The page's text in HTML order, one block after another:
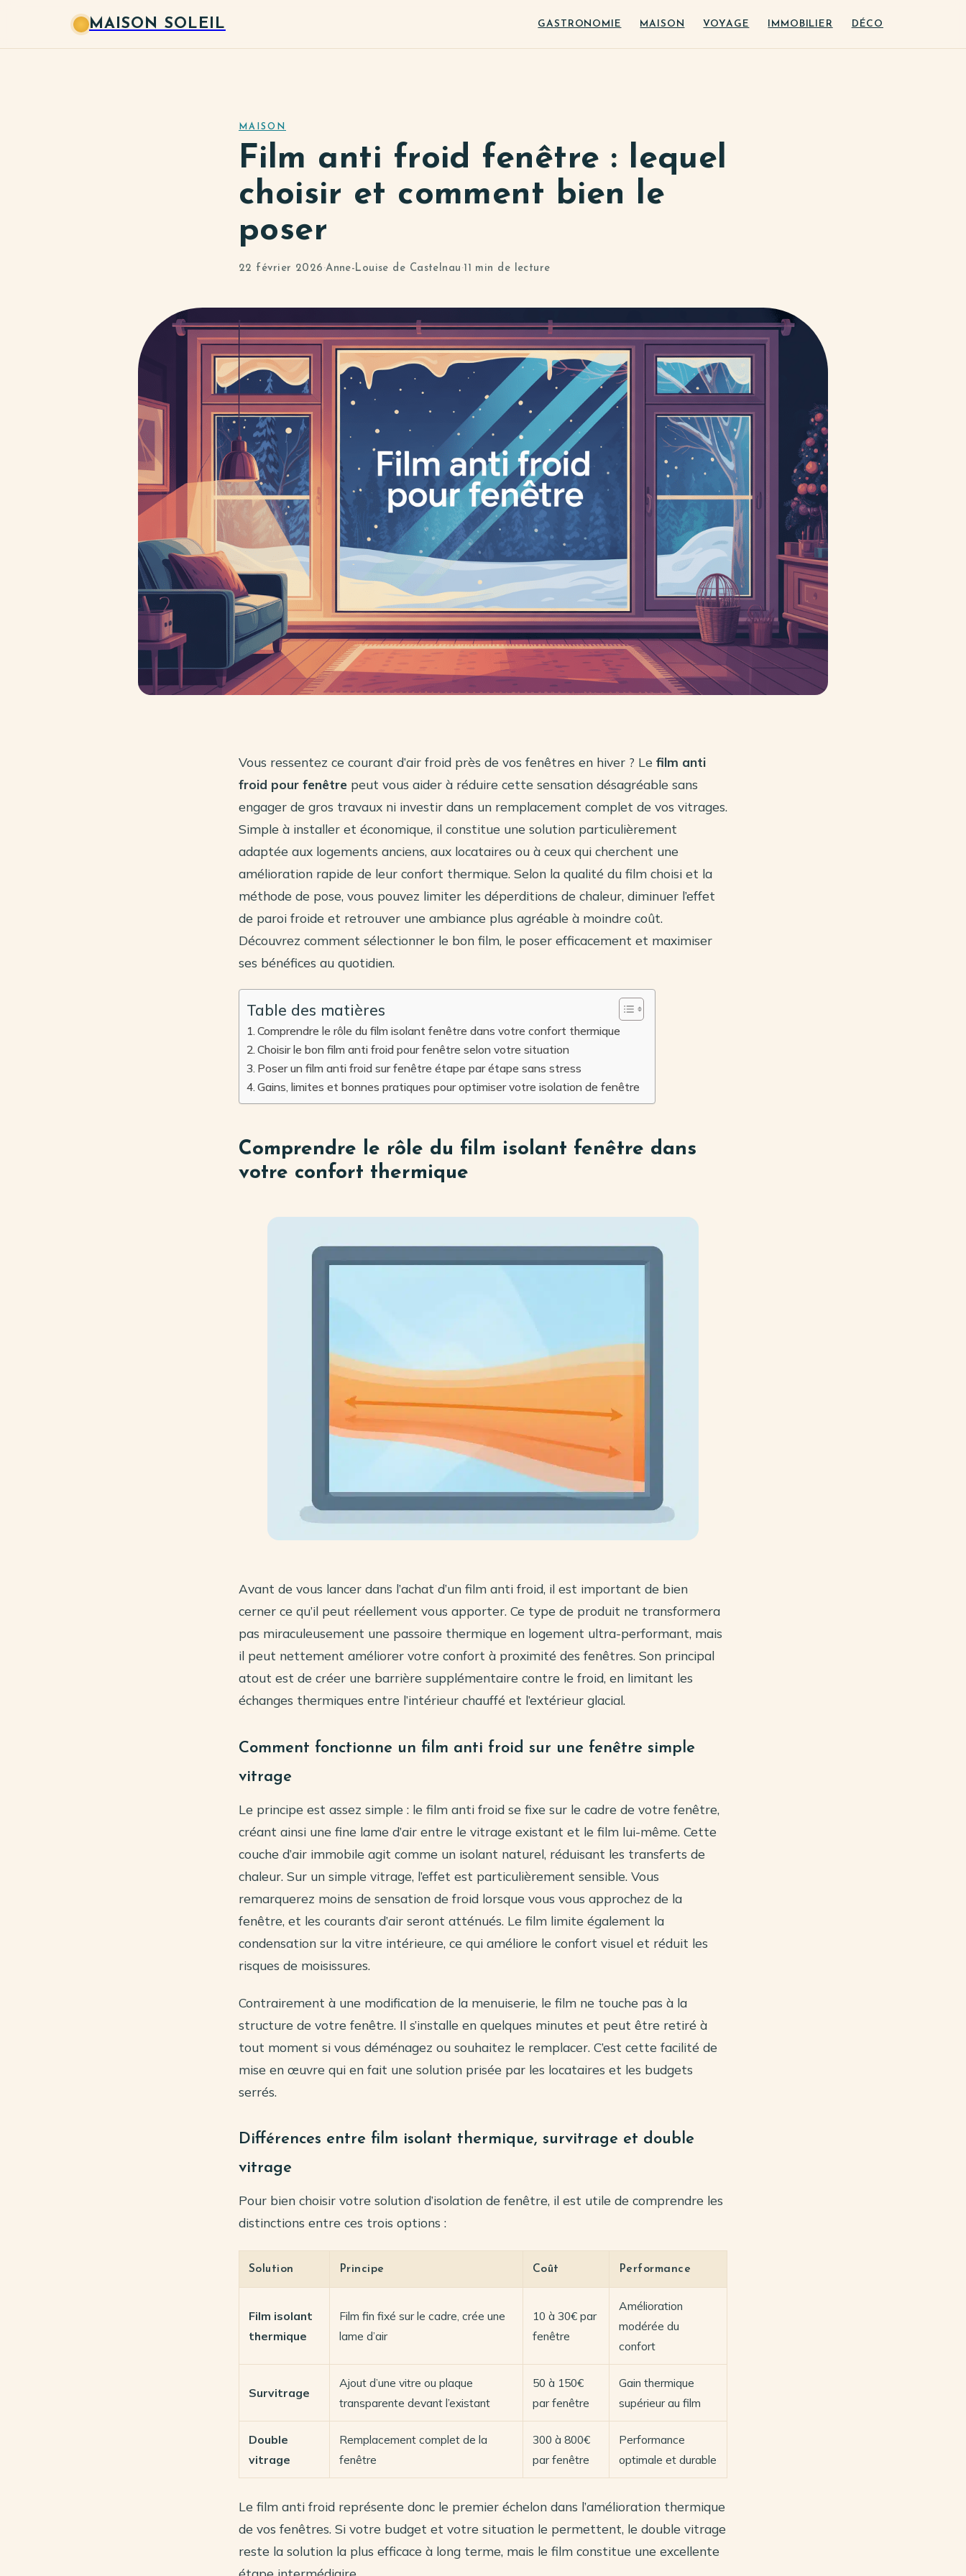
MAISON SOLEIL GASTRONOMIE MAISON VOYAGE IMMOBILIER DÉCO
MAISON
Film anti froid fenêtre : lequel
choisir et comment bien le
poser
22 février 2026 ·Anne-Louise de Castelnau ·11 min de lecture
Vous ressentez ce courant d’air froid près de vos fenêtres en hiver ? Le film anti
froid pour fenêtre peut vous aider à réduire cette sensation désagréable sans
engager de gros travaux ni investir dans un remplacement complet de vos vitrages.
Simple à installer et économique, il constitue une solution particulièrement
adaptée aux logements anciens, aux locataires ou à ceux qui cherchent une
amélioration rapide de leur confort thermique. Selon la qualité du film choisi et la
méthode de pose, vous pouvez limiter les déperditions de chaleur, diminuer l’effet
de paroi froide et retrouver une ambiance plus agréable à moindre coût.
Découvrez comment sélectionner le bon film, le poser efficacement et maximiser
ses bénéfices au quotidien.
Table des matières
Comprendre le rôle du film isolant fenêtre dans votre confort thermique
Choisir le bon film anti froid pour fenêtre selon votre situation
Poser un film anti froid sur fenêtre étape par étape sans stress
Gains, limites et bonnes pratiques pour optimiser votre isolation de fenêtre
Comprendre le rôle du film isolant fenêtre dans
votre confort thermique
Avant de vous lancer dans l’achat d’un film anti froid, il est important de bien
cerner ce qu’il peut réellement vous apporter. Ce type de produit ne transformera
pas miraculeusement une passoire thermique en logement ultra-performant, mais
il peut nettement améliorer votre confort à proximité des fenêtres. Son principal
atout est de créer une barrière supplémentaire contre le froid, en limitant les
échanges thermiques entre l’intérieur chauffé et l’extérieur glacial.
Comment fonctionne un film anti froid sur une fenêtre simple
vitrage
Le principe est assez simple : le film anti froid se fixe sur le cadre de votre fenêtre,
créant ainsi une fine lame d’air entre le vitrage existant et le film lui-même. Cette
couche d’air immobile agit comme un isolant naturel, réduisant les transferts de
chaleur. Sur un simple vitrage, l’effet est particulièrement sensible. Vous
remarquerez moins de sensation de froid lorsque vous vous approchez de la
fenêtre, et les courants d’air seront atténués. Le film limite également la
condensation sur la vitre intérieure, ce qui améliore le confort visuel et réduit les
risques de moisissures.
Contrairement à une modification de la menuiserie, le film ne touche pas à la
structure de votre fenêtre. Il s’installe en quelques minutes et peut être retiré à
tout moment si vous déménagez ou souhaitez le remplacer. C’est cette facilité de
mise en œuvre qui en fait une solution prisée par les locataires et les budgets
serrés.
Différences entre film isolant thermique, survitrage et double
vitrage
Pour bien choisir votre solution d’isolation de fenêtre, il est utile de comprendre les
distinctions entre ces trois options :
Solution Principe Coût Performance
Film isolant
thermique
Film fin fixé sur le cadre, crée une
lame d’air
10 à 30€ par
fenêtre
Amélioration
modérée du
confort
Survitrage
Ajout d’une vitre ou plaque
transparente devant l’existant
50 à 150€
par fenêtre
Gain thermique
supérieur au film
Double
vitrage
Remplacement complet de la
fenêtre
300 à 800€
par fenêtre
Performance
optimale et durable
Le film anti froid représente donc le premier échelon dans l’amélioration thermique
de vos fenêtres. Si votre budget et votre situation le permettent, le double vitrage
reste la solution la plus efficace à long terme, mais le film constitue une excellente